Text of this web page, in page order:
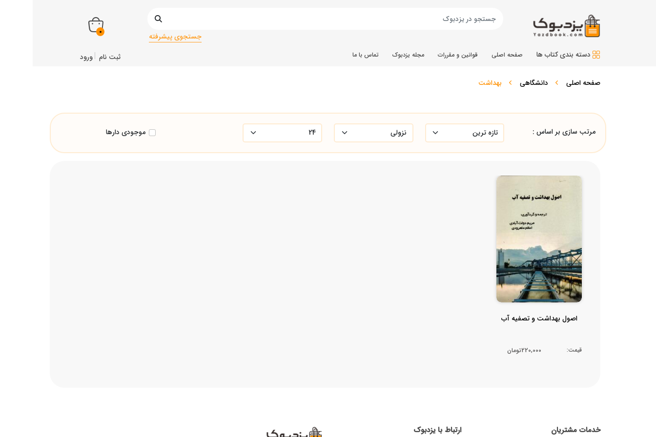
جستجوی پیشرفته 0
دسته بندی کتاب ها صفحه اصلی قوانین و مقررات مجله یزدبوک تماس با ما ثبت نام ورود
صفحه اصلی دانشگاهی بهداشت
مرتب سازی بر اساس : موجودی دارها
اصول بهداشت و تصفیه آب
قیمت: 220,000تومان
خدمات مشتریان ارتباط با یزدبوک